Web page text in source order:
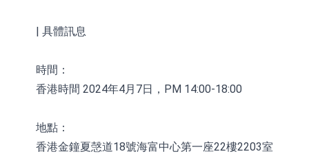
| 具體訊息
時間：
香港時間 2024年4月7日，PM 14:00-18:00
地點：
香港金鐘夏愨道18號海富中心第一座22樓2203室